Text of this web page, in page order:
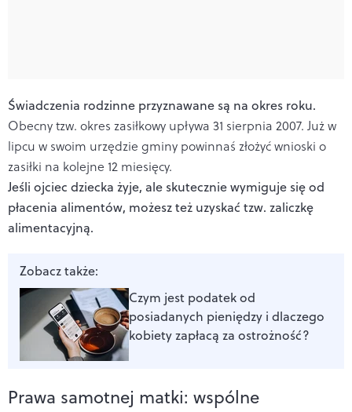
Świadczenia rodzinne przyznawane są na okres roku.
Obecny tzw. okres zasiłkowy upływa 31 sierpnia 2007. Już w
lipcu w swoim urzędzie gminy powinnaś złożyć wnioski o
zasiłki na kolejne 12 miesięcy.
Jeśli ojciec dziecka żyje, ale skutecznie wymiguje się od
płacenia alimentów, możesz też uzyskać tzw. zaliczkę
alimentacyjną.
Zobacz także:
Czym jest podatek od
posiadanych pieniędzy i dlaczego
kobiety zapłacą za ostrożność?
Prawa samotnej matki: wspólne